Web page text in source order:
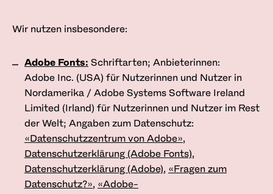
Wir nutzen insbesondere:
Adobe Fonts: Schriftarten; Anbieterinnen:
Adobe Inc. (USA) für Nutzerinnen und Nutzer in
Nordamerika / Adobe Systems Software Ireland
Limited (Irland) für Nutzerinnen und Nutzer im Rest
der Welt; Angaben zum Datenschutz:
«Datenschutzzentrum von Adobe»,
Datenschutzerklärung (Adobe Fonts),
Datenschutzerklärung (Adobe), «Fragen zum
Datenschutz?», «Adobe-